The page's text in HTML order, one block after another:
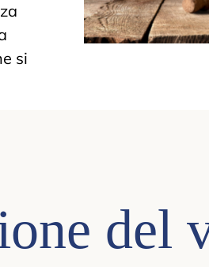
si
del